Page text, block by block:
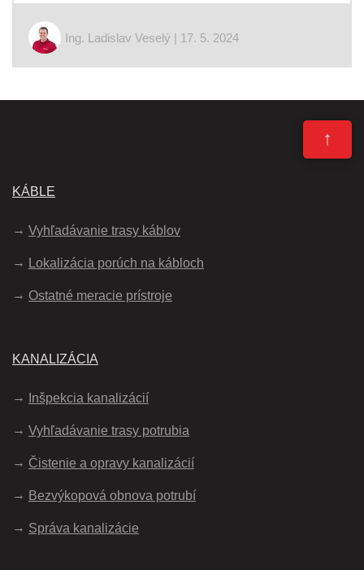
Ing. Ladislav Veselý | 17. 5. 2024
↑
KÁBLE
Vyhľadávanie trasy káblov
Lokalizácia porúch na kábloch
Ostatné meracie prístroje
KANALIZÁCIA
Inšpekcia kanalizácií
Vyhľadávanie trasy potrubia
Čistenie a opravy kanalizácií
Bezvýkopová obnova potrubí
Správa kanalizácie